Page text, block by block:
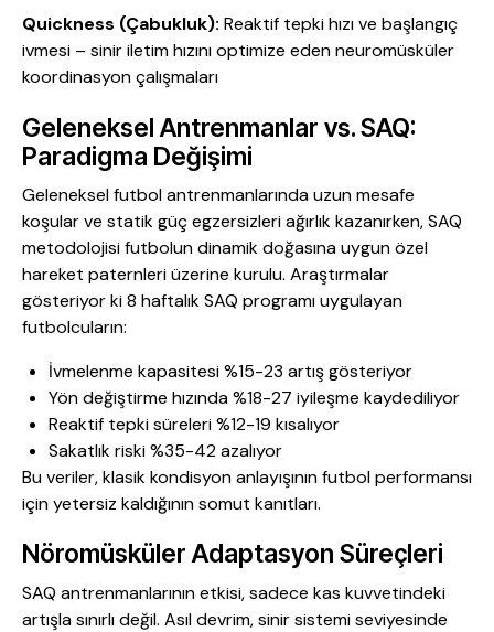
Quickness (Çabukluk): Reaktif tepki hızı ve başlangıç
ivmesi – sinir iletim hızını optimize eden neuromüsküler
koordinasyon çalışmaları
Geleneksel Antrenmanlar vs. SAQ:
Paradigma Değişimi
Geleneksel futbol antrenmanlarında uzun mesafe
koşular ve statik güç egzersizleri ağırlık kazanırken, SAQ
metodolojisi futbolun dinamik doğasına uygun özel
hareket paternleri üzerine kurulu. Araştırmalar
gösteriyor ki 8 haftalık SAQ programı uygulayan
futbolcuların:
İvmelenme kapasitesi %15-23 artış gösteriyor
Yön değiştirme hızında %18-27 iyileşme kaydediliyor
Reaktif tepki süreleri %12-19 kısalıyor
Sakatlık riski %35-42 azalıyor
Bu veriler, klasik kondisyon anlayışının futbol performansı
için yetersiz kaldığının somut kanıtları.
Nöromüsküler Adaptasyon Süreçleri
SAQ antrenmanlarının etkisi, sadece kas kuvvetindeki
artışla sınırlı değil. Asıl devrim, sinir sistemi seviyesinde